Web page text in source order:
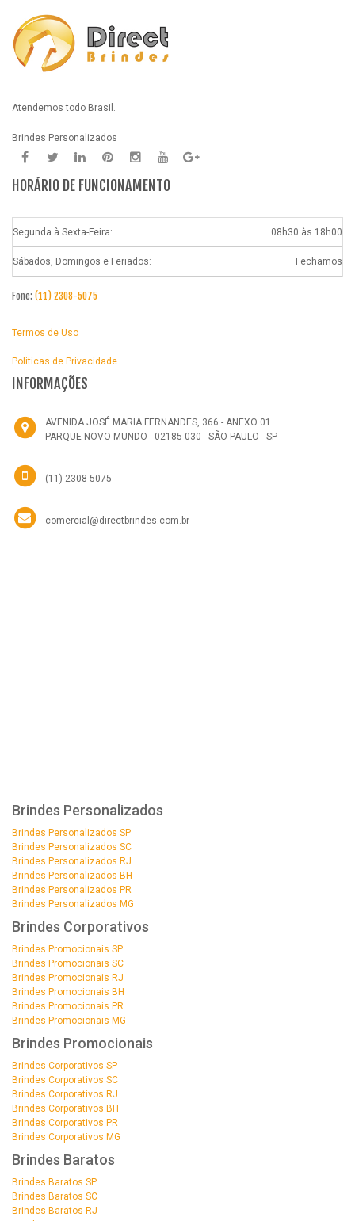
Atendemos todo Brasil.
Brindes Personalizados
HORÁRIO DE FUNCIONAMENTO
Segunda à Sexta-Feira: 08h30 às 18h00
Sábados, Domingos e Feriados: Fechamos
Fone: (11) 2308-5075
Termos de Uso
Politicas de Privacidade
INFORMAÇÕES
AVENIDA JOSÉ MARIA FERNANDES, 366 - ANEXO 01
PARQUE NOVO MUNDO - 02185-030 - SÃO PAULO - SP
(11) 2308-5075
comercial@directbrindes.com.br
Brindes Personalizados
Brindes Personalizados SP
Brindes Personalizados SC
Brindes Personalizados RJ
Brindes Personalizados BH
Brindes Personalizados PR
Brindes Personalizados MG
Brindes Corporativos
Brindes Promocionais SP
Brindes Promocionais SC
Brindes Promocionais RJ
Brindes Promocionais BH
Brindes Promocionais PR
Brindes Promocionais MG
Brindes Promocionais
Brindes Corporativos SP
Brindes Corporativos SC
Brindes Corporativos RJ
Brindes Corporativos BH
Brindes Corporativos PR
Brindes Corporativos MG
Brindes Baratos
Brindes Baratos SP
Brindes Baratos SC
Brindes Baratos RJ